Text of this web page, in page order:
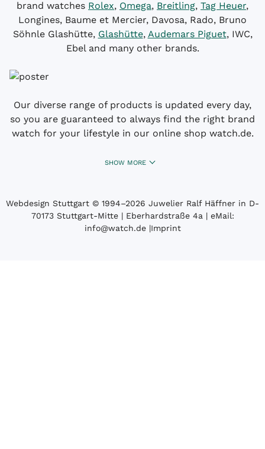
brand watches Rolex, Omega, Breitling, Tag Heuer,
Longines, Baume et Mercier, Davosa, Rado, Bruno
Söhnle Glashütte, Glashütte, Audemars Piguet, IWC,
Ebel and many other brands.
Our diverse range of products is updated every day,
so you are guaranteed to always find the right brand
watch for your lifestyle in our online shop watch.de.
SHOW MORE
Webdesign Stuttgart © 1994­–2026 Juwelier Ralf Häffner in D-
70173 Stuttgart-Mitte | Eberhardstraße 4a | eMail:
info@watch.de|Imprint